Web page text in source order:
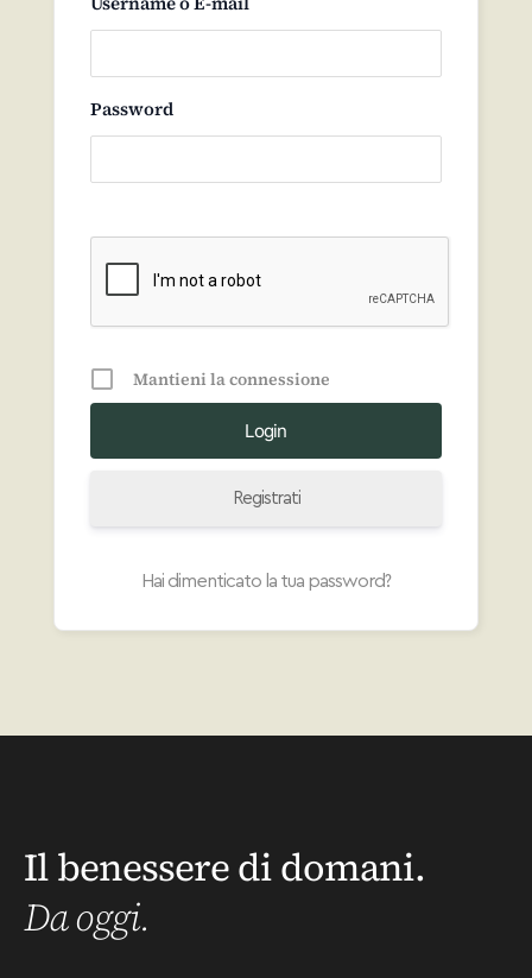
Password
Mantieni la connessione
Registrati
Hai dimenticato la tua password?
Il benessere di domani.
Da oggi.